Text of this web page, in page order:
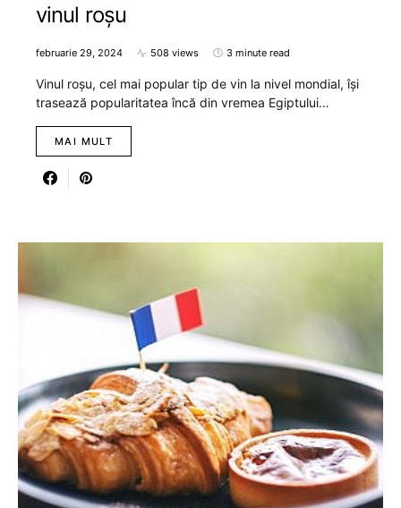
vinul roșu
februarie 29, 2024 508 views 3 minute read
Vinul roșu, cel mai popular tip de vin la nivel mondial, își
trasează popularitatea încă din vremea Egiptului…
MAI MULT